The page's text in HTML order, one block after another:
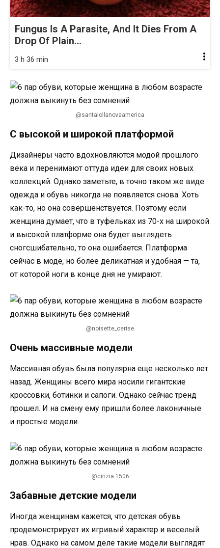
Fungus Is A Parasite, And It Dies From A
Drop Of Plain...
3 h 36 min
@santalollanovaamerica
С высокой и широкой платформой
Дизайнеры часто вдохновляются модой прошлого
века и перенимают оттуда идеи для своих новых
коллекций. Однако заметьте, в точно таком же виде
одежда и обувь никогда не появляется снова. Хоть
как-то, но она совершенствуется. Поэтому если
женщина думает, что в туфельках из 70-х на широкой
и высокой платформе она будет выглядеть
сногсшибательно, то она ошибается. Платформа
сейчас в моде, но более деликатная и удобная — та,
от которой ноги в конце дня не умирают.
@noisette_cerise
Очень массивные модели
Массивная обувь была популярна еще несколько лет
назад. Женщины всего мира носили гигантские
кроссовки, ботинки и сапоги. Однако сейчас тренд
прошел. И на смену ему пришли более лаконичные
и простые модели.
@cinzia.1506
Забавные детские модели
Иногда женщинам кажется, что детская обувь
продемонстрирует их игривый характер и веселый
нрав. Однако на самом деле такие модели выглядят